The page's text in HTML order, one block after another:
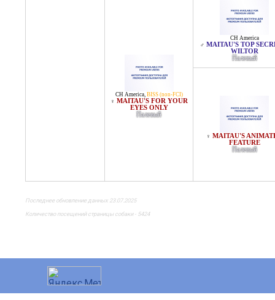
CH America, BISS (non-FCI)
♀ MAITAU'S FOR YOUR
EYES ONLY
Палевый
CH America
♂ MAITAU'S TOP
WILTOR
Палевый
♀ MAITAU'S
FEATURE
Палевый
Последнее обновление данных 23.07.2025
Количество посещений страницы собаки - 5424